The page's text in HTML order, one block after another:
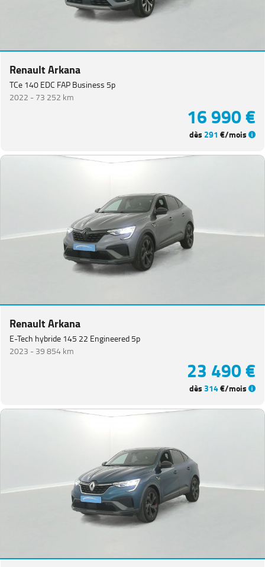
Renault Arkana
TCe 140 EDC FAP Business 5p
2022 -73 252 km
16 990 €
dès 291 €/mois
Renault Arkana
E-Tech hybride 145 22 Engineered 5p
2023 -39 854 km
23 490 €
dès314€/mois